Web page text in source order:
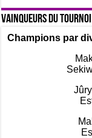
Vainqueurs du
Champions par